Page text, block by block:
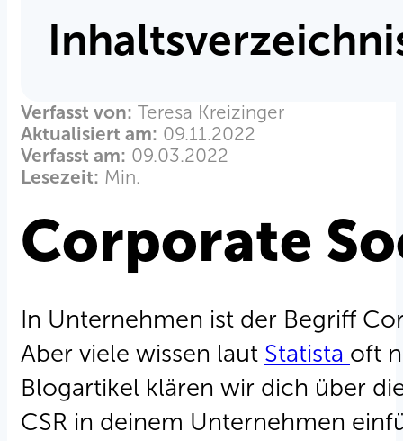
Verfasst von: Teresa Kreizinger
Aktualisiert am: 09.11.2022
Verfasst am: 09.03.2022
Lesezeit: Min.
Corporate
In Unternehmen ist der Begriff
Aber viele wissen laut Statista oft
Blogartikel klären wir dich über
CSR in deinem Unternehmen